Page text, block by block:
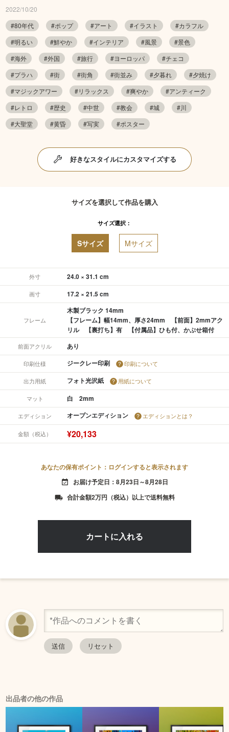
2022/10/20
#80年代
#ポップ #アート #イラスト
#カラフル
#明るい
#鮮やか #インテリア #風景
#景色
#海外
#外国 #旅行 #ヨーロッパ
#チェコ
#プラハ
#街 #街角 #街並み #夕暮れ
#夕焼け
#マジックアワー
#リラックス #爽やか
#アンティーク
#レトロ
#歴史 #中世 #教会 #城
#川
#大聖堂
#黄昏 #写実 #ポスター
好きなスタイルにカスタマイズする
サイズを選択して作品を購入
サイズ選択：
Sサイズ Mサイズ
外寸 24.0 × 31.1 cm
画寸 17.2 × 21.5 cm
フレーム
木製ブラック 14mm
【フレーム】幅14mm、厚さ24mm 【前面】2mmアク
リル 【裏打ち】有 【付属品】ひも付、かぶせ箱付
前面アクリル あり
印刷仕様 ジークレー印刷 印刷について
出力用紙 フォト光沢紙 用紙について
マット 白 2mm
エディション オープンエディション エディションとは？
金額（税込） ¥20,133
あなたの保有ポイント：ログインすると表示されます
event_available お届け予定日：8月23日～8月28日
local_shipping 合計金額2万円（税込）以上で送料無料
出品者の他の作品